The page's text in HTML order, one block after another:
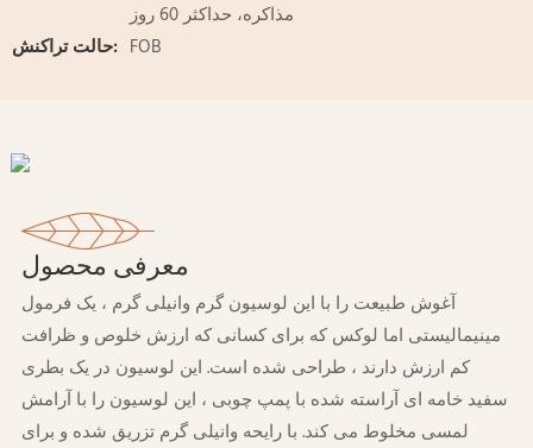
مذاکره، حداکثر 60 روز
حالت تراکنش: FOB
معرفی محصول
آغوش طبیعت را با این لوسیون گرم وانیلی گرم ، یک فرمول
مینیمالیستی اما لوکس که برای کسانی که ارزش خلوص و ظرافت
کم ارزش دارند ، طراحی شده است. این لوسیون در یک بطری
سفید خامه ای آراسته شده با پمپ چوبی ، این لوسیون را با آرامش
لمسی مخلوط می کند. با رایحه وانیلی گرم تزریق شده و برای